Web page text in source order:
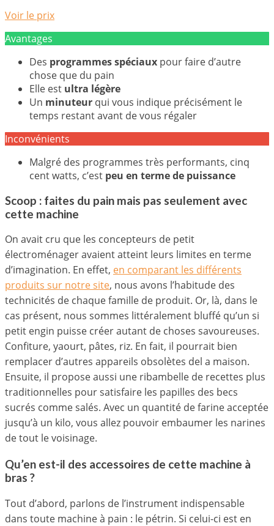
Voir le prix
Avantages
Des programmes spéciaux pour faire d’autre
chose que du pain
Elle est ultra légère
Un minuteur qui vous indique précisément le
temps restant avant de vous régaler
Inconvénients
Malgré des programmes très performants, cinq
cent watts, c’est peu en terme de puissance
Scoop : faites du pain mais pas seulement avec
cette machine
On avait cru que les concepteurs de petit
électroménager avaient atteint leurs limites en terme
d’imagination. En effet, en comparant les différents
produits sur notre site, nous avons l’habitude des
technicités de chaque famille de produit. Or, là, dans le
cas présent, nous sommes littéralement bluffé qu’un si
petit engin puisse créer autant de choses savoureuses.
Confiture, yaourt, pâtes, riz. En fait, il pourrait bien
remplacer d’autres appareils obsolètes del a maison.
Ensuite, il propose aussi une ribambelle de recettes plus
traditionnelles pour satisfaire les papilles des becs
sucrés comme salés. Avec un quantité de farine acceptée
jusqu’à un kilo, vous allez pouvoir embaumer les narines
de tout le voisinage.
Qu’en est-il des accessoires de cette machine à
bras ?
Tout d’abord, parlons de l’instrument indispensable
dans toute machine à pain : le pétrin. Si celui-ci est en